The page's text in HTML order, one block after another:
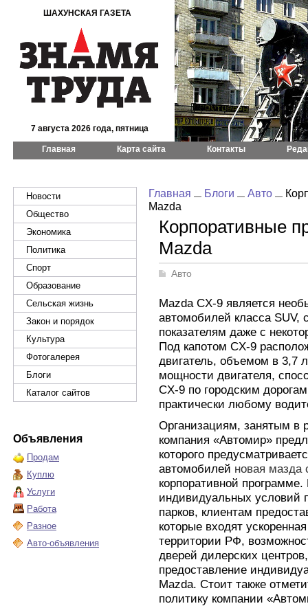
ШАХУНСКАЯ ГАЗЕТА
7 августа 2026 года, пятница
Главная Карта сайта Контакты
Новости
Общество
Экономика
Политика
Спорт
Образование
Сельская жизнь
Закон и порядок
Культура
Фотогалерея
Блоги
Каталог сайтов
Объявления
Продам
Куплю
Услуги
Работа
Разное
Авто-объявления
Главная Блоги Авто
Mazda
Корпоративные
Mazda
Авто
Mazda CX-9 является
автомобилей класса
показателям даже с
Под капотом CX-9
двигатель, объемом в 3,7
мощности двигателя,
CX-9 по городским
практически любому
Организациям, занятым в
компания «Автомир»
которого
автомобилей новая мазда
корпоративной
индивидуальных условий
парков, клиентам
которые входят
территории РФ,
дверей дилерских
предоставление
Mazda. Стоит также
политику компании